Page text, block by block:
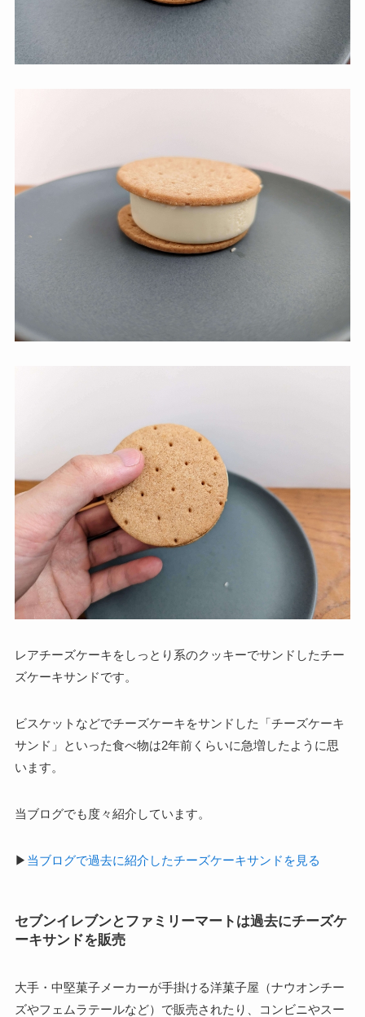
レアチーズケーキをしっとり系のクッキーでサンドしたチー
ズケーキサンドです。
ビスケットなどでチーズケーキをサンドした「チーズケーキ
サンド」といった食べ物は2年前くらいに急増したように思
います。
当ブログでも度々紹介しています。
▶ 当ブログで過去に紹介したチーズケーキサンドを見る
セブンイレブンとファミリーマートは過去にチーズケ
ーキサンドを販売
大手・中堅菓子メーカーが手掛ける洋菓子屋（ナウオンチー
ズやフェムラテールなど）で販売されたり、コンビニやスー